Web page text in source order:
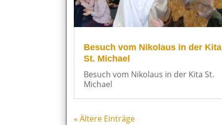
Besuch vom Nikolaus in der Kita
St. Michael
Besuch vom Nikolaus in der Kita St.
Michael
« Ältere Einträge